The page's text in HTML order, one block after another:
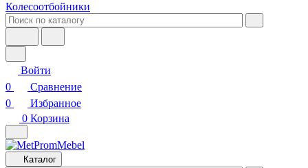
Колесоотбойники
Войти
0
Сравнение
0
Избранное
0 Корзина
Каталог